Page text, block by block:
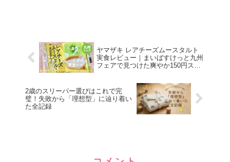
ヤマザキ レアチーズムースタルト
実食レビュー｜まいばすけっと九州
フェアで見つけた爽やか150円スイ
2歳のスリーパー選びはこれで完
璧！失敗から「理想型」に辿り着い
た全記録